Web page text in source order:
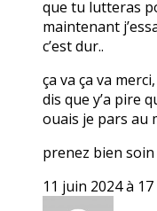
que tu lutteras
maintenant
c’est dur..
ça va ça va
dis que y’a pire
ouais je pars au
prenez bien soin
11 juin 2024 à